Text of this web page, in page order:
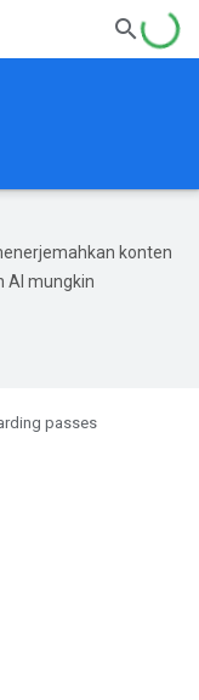
konten
AI mungkin
passes